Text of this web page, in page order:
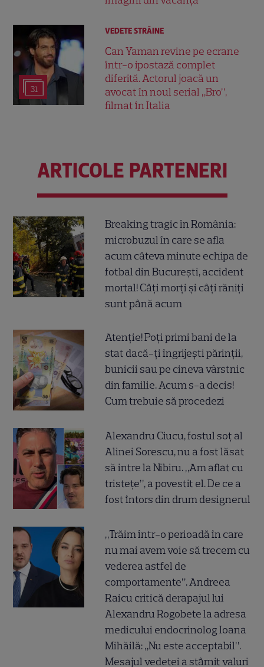
31
VEDETE STRĂINE
Can Yaman revine pe ecrane
într-o ipostază complet
diferită. Actorul joacă un
avocat în noul serial „Bro”,
filmat în Italia
ARTICOLE PARTENERI
Breaking tragic în România:
microbuzul în care se afla
acum câteva minute echipa de
fotbal din București, accident
mortal! Câți morți și câți răniți
sunt până acum
Atenție! Poți primi bani de la
stat dacă-ți îngrijești părinții,
bunicii sau pe cineva vârstnic
din familie. Acum s-a decis!
Cum trebuie să procedezi
Alexandru Ciucu, fostul soț al
Alinei Sorescu, nu a fost lăsat
să intre la Nibiru. „Am aflat cu
tristețe”, a povestit el. De ce a
fost întors din drum designerul
„Trăim într-o perioadă în care
nu mai avem voie să trecem cu
vederea astfel de
comportamente”. Andreea
Raicu critică derapajul lui
Alexandru Rogobete la adresa
medicului endocrinolog Ioana
Mihăilă: „Nu este acceptabil”.
Mesajul vedetei a stârnit valuri